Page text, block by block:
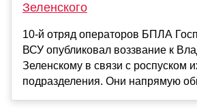
Зеленского
10-й отряд операторов БПЛА
ВСУ опубликовал воззвание к
Зеленскому в связи с роспуском
подразделения. Они напрямую